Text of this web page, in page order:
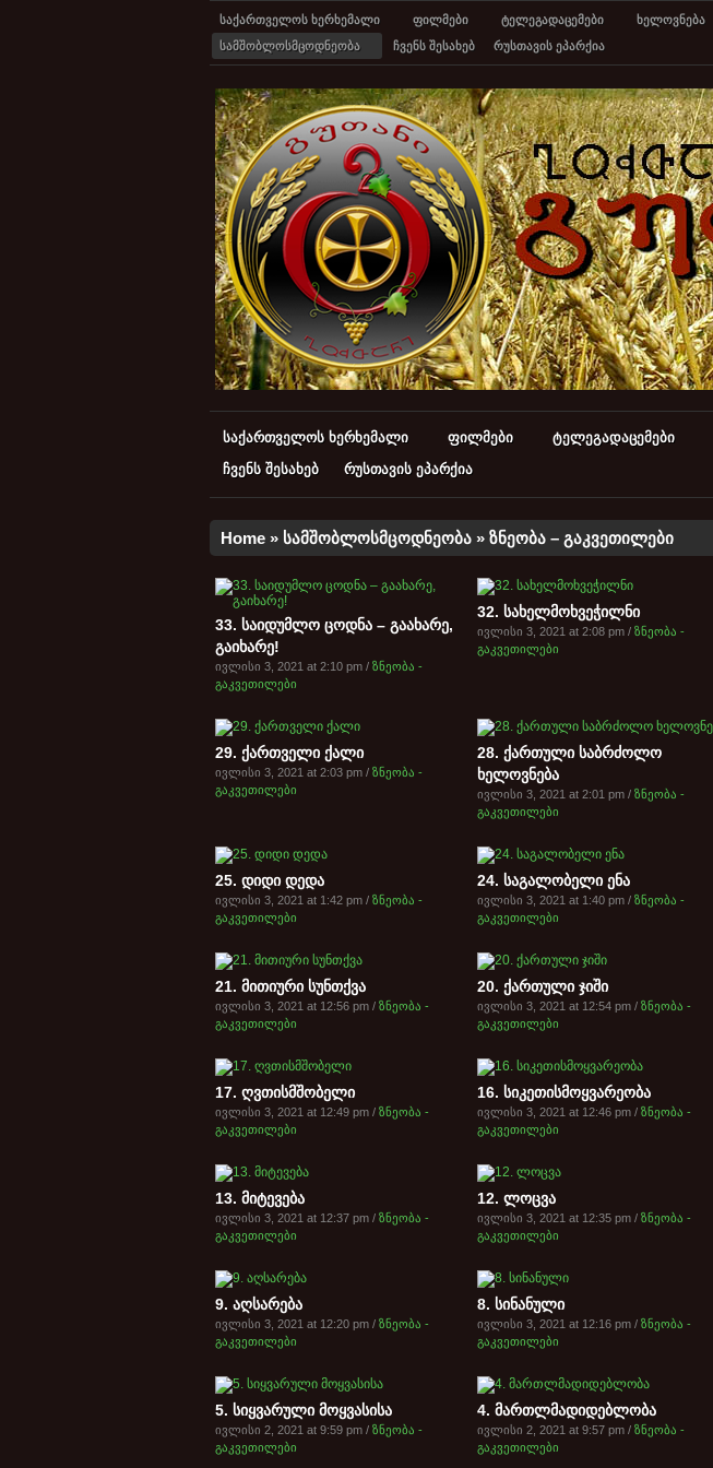
საქართველოს ხერხემალი ფილმები ტელეგადაცემები ხელოვნება
სამშობლოსმცოდნეობა
ჩვენს შესახებ რუსთავის ეპარქია
საქართველოს ხერხემალი ფილმები ტელეგადაცემები
ჩვენს შესახებ
რუსთავის ეპარქია
Home » სამშობლოსმცოდნეობა » ზნეობა – გაკვეთილები
33. საიდუმლო ცოდნა – გაახარე,
გაიხარე!
ივლისი 3, 2021 at 2:10 pm / ზნეობა -
გაკვეთილები
32. სახელმოხვეჭილნი
ივლისი 3, 2021 at 2:08 pm / ზნეობა -
გაკვეთილები
29. ქართველი ქალი
ივლისი 3, 2021 at 2:03 pm / ზნეობა -
გაკვეთილები
28. ქართული საბრძოლო
ხელოვნება
ივლისი 3, 2021 at 2:01 pm / ზნეობა -
გაკვეთილები
25. დიდი დედა
ივლისი 3, 2021 at 1:42 pm / ზნეობა -
გაკვეთილები
24. საგალობელი ენა
ივლისი 3, 2021 at 1:40 pm / ზნეობა -
გაკვეთილები
21. მითიური სუნთქვა
ივლისი 3, 2021 at 12:56 pm / ზნეობა -
გაკვეთილები
20. ქართული ჯიში
ივლისი 3, 2021 at 12:54 pm / ზნეობა -
გაკვეთილები
17. ღვთისმშობელი
ივლისი 3, 2021 at 12:49 pm / ზნეობა -
გაკვეთილები
16. სიკეთისმოყვარეობა
ივლისი 3, 2021 at 12:46 pm / ზნეობა -
გაკვეთილები
13. მიტევება
ივლისი 3, 2021 at 12:37 pm / ზნეობა -
გაკვეთილები
12. ლოცვა
ივლისი 3, 2021 at 12:35 pm / ზნეობა -
გაკვეთილები
9. აღსარება
ივლისი 3, 2021 at 12:20 pm / ზნეობა -
გაკვეთილები
8. სინანული
ივლისი 3, 2021 at 12:16 pm / ზნეობა -
გაკვეთილები
5. სიყვარული მოყვასისა
ივლისი 2, 2021 at 9:59 pm / ზნეობა -
გაკვეთილები
4. მართლმადიდებლობა
ივლისი 2, 2021 at 9:57 pm / ზნეობა -
გაკვეთილები